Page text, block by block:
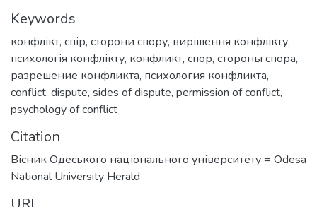
Keywords
конфлікт, спір, сторони спору, вирішення конфлікту,
психологія конфлікту, конфликт, спор, стороны спора,
разрешение конфликта, психология конфликта,
conflict, dispute, sides of dispute, permission of conflict,
psychology of conflict
Citation
Вісник Одеського національного університету = Odesa
National University Herald